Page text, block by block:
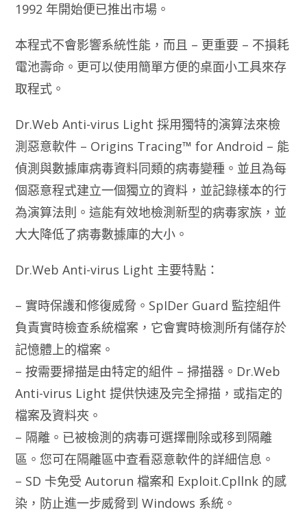
1992 年開始便已推出市場。
本程式不會影響系統性能，而且 – 更重要 – 不損耗
電池壽命。更可以使用簡單方便的桌面小工具來存
取程式。
Dr.Web Anti-virus Light 採用獨特的演算法來檢
測惡意軟件 – Origins Tracing™ for Android – 能
偵測與數據庫病毒資料同類的病毒變種。並且為每
個惡意程式建立一個獨立的資料，並記錄樣本的行
為演算法則。這能有效地檢測新型的病毒家族，並
大大降低了病毒數據庫的大小。
Dr.Web Anti-virus Light 主要特點：
– 實時保護和修復威脅。SpIDer Guard 監控組件
負責實時檢查系統檔案，它會實時檢測所有儲存於
記憶體上的檔案。
– 按需要掃描是由特定的組件 – 掃描器。Dr.Web
Anti-virus Light 提供快速及完全掃描，或指定的
檔案及資料夾。
– 隔離。已被檢測的病毒可選擇刪除或移到隔離
區。您可在隔離區中查看惡意軟件的詳細信息。
– SD 卡免受 Autorun 檔案和 Exploit.Cpllnk 的感
染，防止進一步威脅到 Windows 系統。